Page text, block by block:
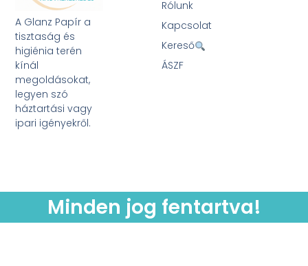
A Glanz Papír a
tisztaság és
higiénia terén
kínál
megoldásokat,
legyen szó
háztartási vagy
ipari igényekről.
Rólunk
Kapcsolat
Kereső
ÁSZF
Minden jog fentartva!